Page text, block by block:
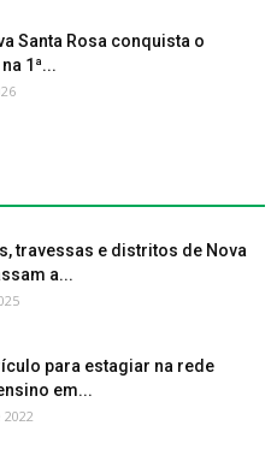
Santa Rosa conquista o
1ª...
travessas e distritos de Nova
a...
para estagiar na rede
em...